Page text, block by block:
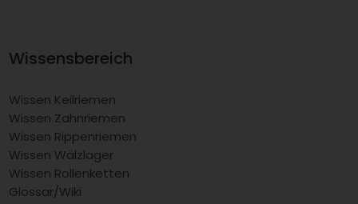
Wissensbereich
Wissen Keilriemen
Wissen Zahnriemen
Wissen Rippenriemen
Wissen Wälzlager
Wissen Rollenketten
Glossar/Wiki